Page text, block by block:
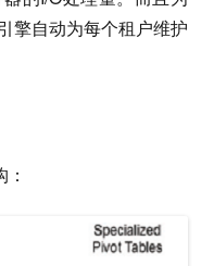
擎自动为每个租户维护